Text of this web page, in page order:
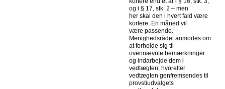
og i § 17, stk. 2 – men
her skal den i hvert fald være
kortere. En måned vil
være passende.
Menighedsrådet anmodes om
at forholde sig til
ovennævnte bemærkninger
og indarbejde dem i
vedtægten, hvorefter
vedtægten genfremsendes til
provstiudvalgets